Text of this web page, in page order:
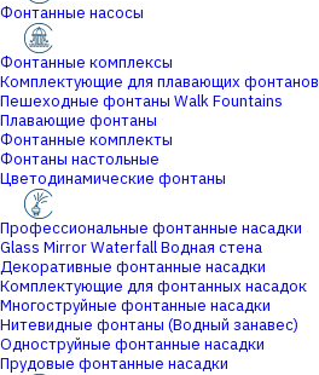
Фонтанные насосы
Фонтанные комплексы
Комплектующие для плавающих фонтанов
Пешеходные фонтаны Walk Fountains
Плавающие фонтаны
Фонтанные комплекты
Фонтаны настольные
Цветодинамические фонтаны
Профессиональные фонтанные насадки
Glass Mirror Waterfall Водная стена
Декоративные фонтанные насадки
Комплектующие для фонтанных насадок
Многоструйные фонтанные насадки
Нитевидные фонтаны (Водный занавес)
Одноструйные фонтанные насадки
Прудовые фонтанные насадки